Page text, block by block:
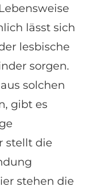
lässt sich
lesbische
sorgen.
solchen
gibt es
stellt die
stehen die